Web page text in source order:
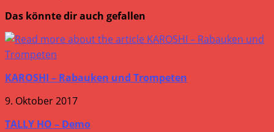
Das könnte dir auch gefallen
KAROSHI – Rabauken und Trompeten
9. Oktober 2017
TALLY HO – Demo